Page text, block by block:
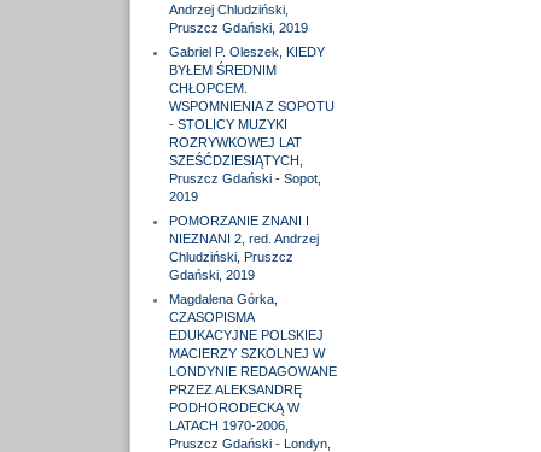
Andrzej Chludziński,
Pruszcz Gdański, 2019
Gabriel P. Oleszek, KIEDY
BYŁEM ŚREDNIM
CHŁOPCEM.
WSPOMNIENIA Z SOPOTU
- STOLICY MUZYKI
ROZRYWKOWEJ LAT
SZEŚĆDZIESIĄTYCH,
Pruszcz Gdański - Sopot,
2019
POMORZANIE ZNANI I
NIEZNANI 2, red. Andrzej
Chludziński, Pruszcz
Gdański, 2019
Magdalena Górka,
CZASOPISMA
EDUKACYJNE POLSKIEJ
MACIERZY SZKOLNEJ W
LONDYNIE REDAGOWANE
PRZEZ ALEKSANDRĘ
PODHORODECKĄ W
LATACH 1970-2006,
Pruszcz Gdański - Londyn,